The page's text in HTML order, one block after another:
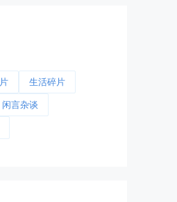
定音乐源
生活碎片
闲言杂谈